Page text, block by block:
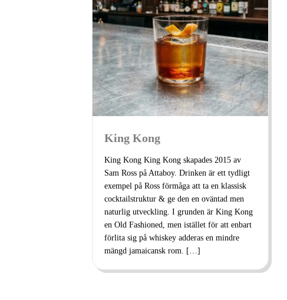
King Kong
King Kong King Kong skapades 2015 av
Sam Ross på Attaboy. Drinken är ett tydligt
exempel på Ross förmåga att ta en klassisk
cocktailstruktur & ge den en oväntad men
naturlig utveckling. I grunden är King Kong
en Old Fashioned, men istället för att enbart
förlita sig på whiskey adderas en mindre
mängd jamaicansk rom. […]